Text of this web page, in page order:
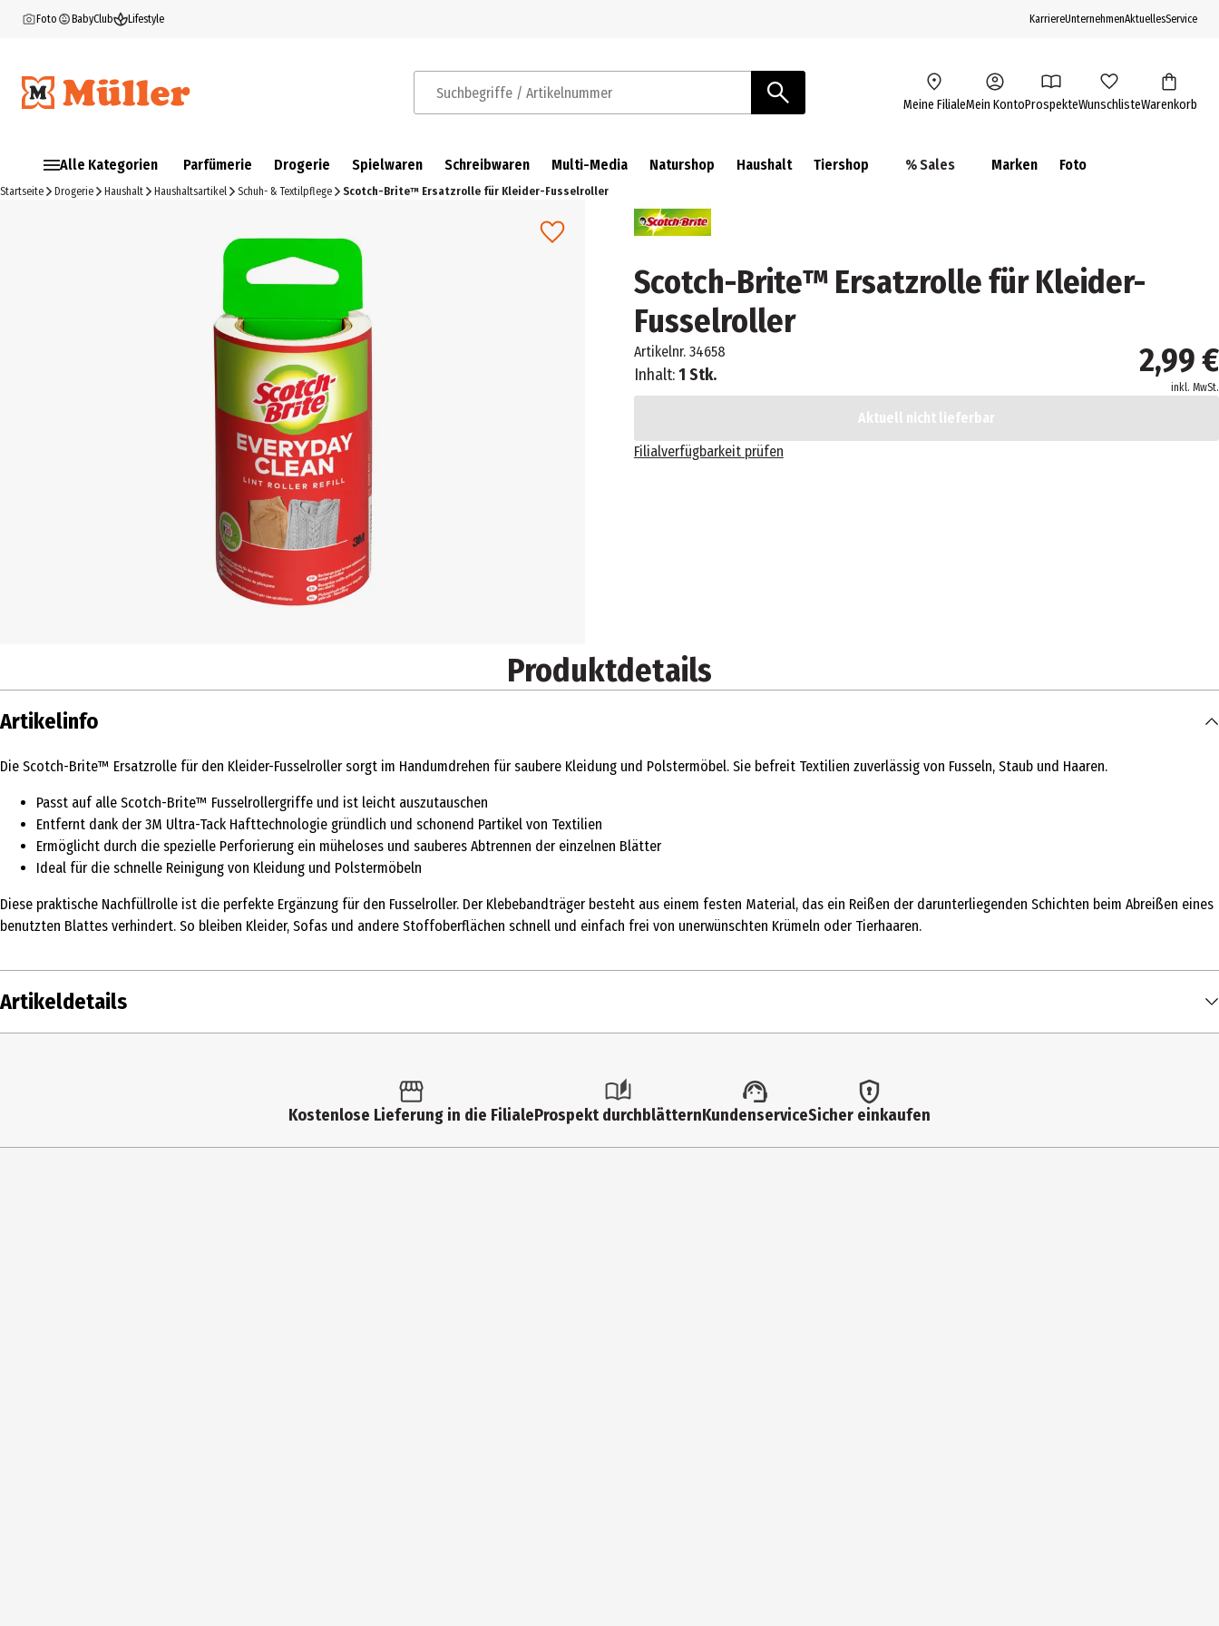
Foto BabyClub Lifestyle KarriereUnternehmenAktuellesService
Suchbegriffe / Artikelnummer Meine FilialeMein KontoProspekteWunschlisteWarenkorb
Alle Kategorien Parfümerie Drogerie Spielwaren Schreibwaren Multi-Media Naturshop Haushalt Tiershop % Sales Marken Foto
Startseite Drogerie Haushalt Haushaltsartikel Schuh- & Textilpflege Scotch-Brite™ Ersatzrolle für Kleider-Fusselroller
Scotch-Brite™ Ersatzrolle für Kleider-
Fusselroller
Artikelnr. 34658
Inhalt:1 Stk. 2,99 €
inkl. MwSt.
Aktuell nicht lieferbar
Filialverfügbarkeit prüfen
Produktdetails
Artikelinfo
Die Scotch-Brite™ Ersatzrolle für den Kleider-Fusselroller sorgt im Handumdrehen für saubere Kleidung und Polstermöbel. Sie befreit Textilien zuverlässig von Fusseln, Staub und Haaren.
Passt auf alle Scotch-Brite™ Fusselrollergriffe und ist leicht auszutauschen
Entfernt dank der 3M Ultra-Tack Hafttechnologie gründlich und schonend Partikel von Textilien
Ermöglicht durch die spezielle Perforierung ein müheloses und sauberes Abtrennen der einzelnen Blätter
Ideal für die schnelle Reinigung von Kleidung und Polstermöbeln
Diese praktische Nachfüllrolle ist die perfekte Ergänzung für den Fusselroller. Der Klebebandträger besteht aus einem festen Material, das ein Reißen der darunterliegenden Schichten beim Abreißen eines
benutzten Blattes verhindert. So bleiben Kleider, Sofas und andere Stoffoberflächen schnell und einfach frei von unerwünschten Krümeln oder Tierhaaren.
Artikeldetails
Kostenlose Lieferung in die FilialeProspekt durchblätternKundenserviceSicher einkaufen